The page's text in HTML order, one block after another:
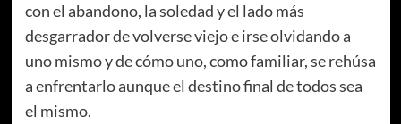
con el abandono, la soledad y el lado más
desgarrador de volverse viejo e irse olvidando a
uno mismo y de cómo uno, como familiar, se rehúsa
a enfrentarlo aunque el destino final de todos sea
el mismo.